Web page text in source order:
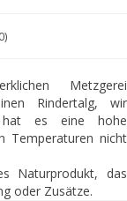
Metzgerei
Rindertalg, wir
hat es eine hohe
Temperaturen nicht
Naturprodukt, das
oder Zusätze.